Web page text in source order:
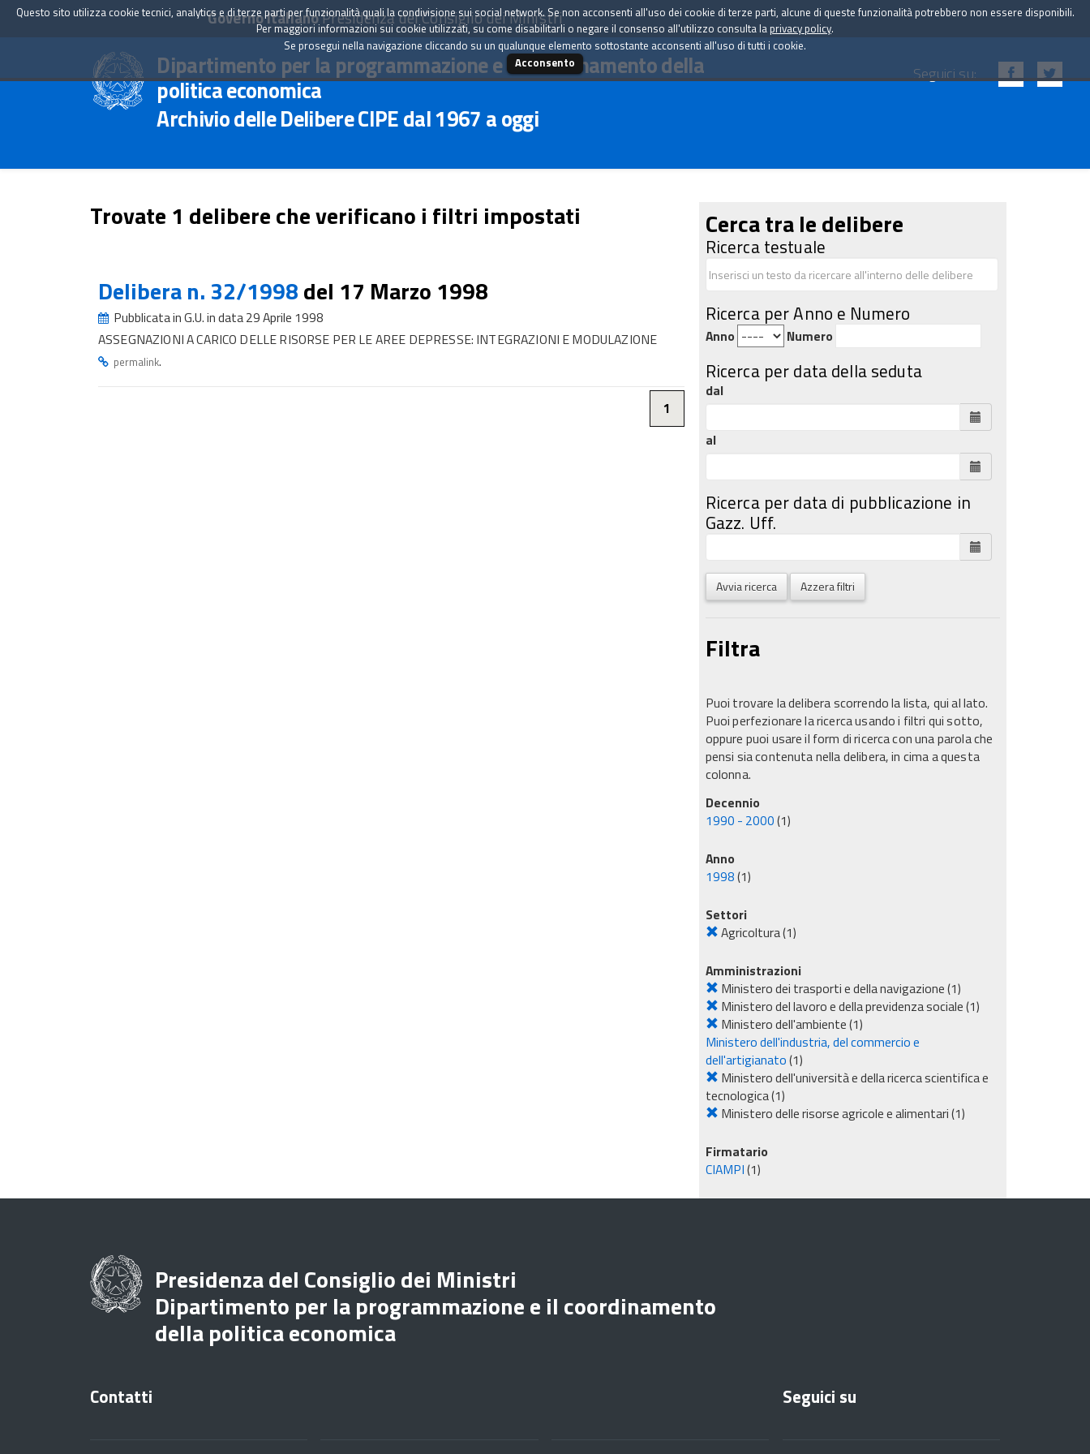
Governo ItalianoPresidenza del Consiglio dei Ministri
Dipartimento per la programmazione e il coordinamento della
politica economica
Archivio delle Delibere CIPE dal 1967 a oggi
Seguici su:
Trovate 1 delibere che verificano i filtri impostati
Delibera n. 32/1998del 17 Marzo 1998
Pubblicata in G.U. in data 29 Aprile 1998
ASSEGNAZIONI A CARICO DELLE RISORSE PER LE AREE DEPRESSE: INTEGRAZIONI E MODULAZIONE
permalink.
1
Cerca tra le delibere
Ricerca testuale
Ricerca per Anno e Numero
Anno Numero
Ricerca per data della seduta
dal
al
Ricerca per data di pubblicazione in
Gazz. Uff.
Avvia ricerca Azzera filtri
Filtra
Puoi trovare la delibera scorrendo la lista, qui al lato.
Puoi perfezionare la ricerca usando i filtri qui sotto,
oppure puoi usare il form di ricerca con una parola che
pensi sia contenuta nella delibera, in cima a questa
colonna.
Decennio
1990 - 2000(1)
Anno
1998(1)
Settori
Agricoltura(1)
Amministrazioni
Ministero dei trasporti e della navigazione(1)
Ministero del lavoro e della previdenza sociale(1)
Ministero dell'ambiente(1)
Ministero dell'industria, del commercio e
dell'artigianato(1)
Ministero dell'università e della ricerca scientifica e
tecnologica(1)
Ministero delle risorse agricole e alimentari(1)
Firmatario
CIAMPI(1)
Questo sito utilizza cookie tecnici, analytics e di terze parti per funzionalità quali la condivisione sui social network. Se non acconsenti all'uso dei cookie di terze parti, alcune di queste funzionalità potrebbero non essere disponibili.
Per maggiori informazioni sui cookie utilizzati, su come disabilitarli o negare il consenso all'utilizzo consulta la privacy policy.
Se prosegui nella navigazione cliccando su un qualunque elemento sottostante acconsenti all'uso di tutti i cookie.
Acconsento
Presidenza del Consiglio dei Ministri
Dipartimento per la programmazione e il coordinamento
della politica economica
Contatti Seguici su